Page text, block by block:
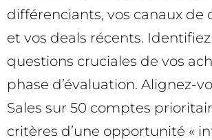
différenciants, vos canaux de
et vos deals récents.
questions cruciales de vos
phase d’évaluation. Alignez-
Sales sur 50 comptes
critères d’une opportunité «